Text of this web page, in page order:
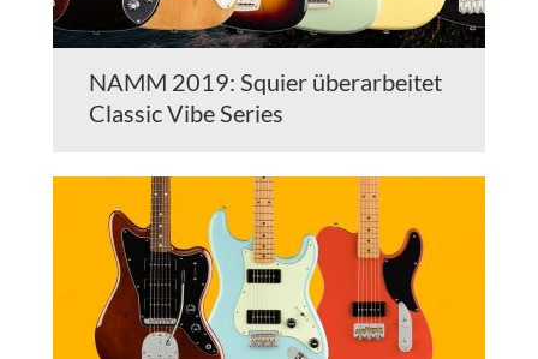
NAMM 2019: Squier überarbeitet
Classic Vibe Series